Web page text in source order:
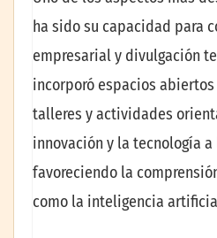
ha sido su capacidad para
empresarial y divulgación
incorporó espacios
talleres y actividades
innovación y la tecnología
favoreciendo la
como la inteligencia